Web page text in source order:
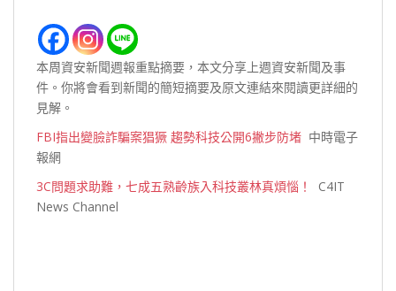
本周資安新聞週報重點摘要，本文分享上週資安新聞及事
件。你將會看到新聞的簡短摘要及原文連結來閱讀更詳細的
見解。
FBI指出變臉詐騙案猖獗 趨勢科技公開6撇步防堵 中時電子
報網
3C問題求助難，七成五熟齡族入科技叢林真煩惱！
C4IT
News Channel